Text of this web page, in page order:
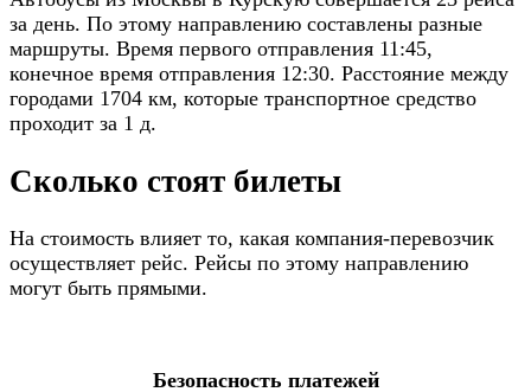
за день. По этому направлению составлены разные
маршруты. Время первого отправления 11:45,
конечное время отправления 12:30. Расстояние между
городами 1704 км, которые транспортное средство
проходит за 1 д.
Сколько стоят билеты
На стоимость влияет то, какая компания-перевозчик
осуществляет рейс. Рейсы по этому направлению
могут быть прямыми.
Безопасность платежей